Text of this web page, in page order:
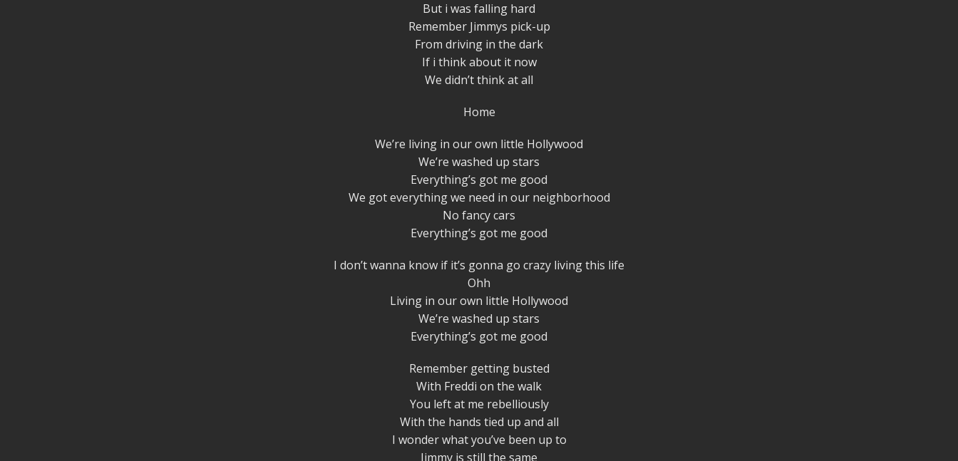
But i was falling hard
Remember Jimmys pick-up
From driving in the dark
If i think about it now
We didn’t think at all
Home
We’re living in our own little Hollywood
We’re washed up stars
Everything’s got me good
We got everything we need in our neighborhood
No fancy cars
Everything’s got me good
I don’t wanna know if it’s gonna go crazy living this life
Ohh
Living in our own little Hollywood
We’re washed up stars
Everything’s got me good
Remember getting busted
With Freddi on the walk
You left at me rebelliously
With the hands tied up and all
I wonder what you’ve been up to
Jimmy is still the same